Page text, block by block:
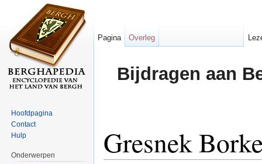
Bijdragen aan
Gresnek
Pagina Overleg
Hoofdpagina
Contact
Hulp
Onderwerpen